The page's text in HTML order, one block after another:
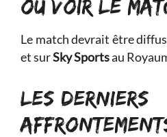
OÙ VOIR LE
Le match devrait être
et surSky Sportsau
LES DERNIERS